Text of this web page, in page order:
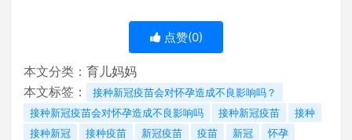
点赞(0)
本文分类： 育儿妈妈
本文标签：
接种新冠疫苗会对怀孕造成不良影响吗？
接种新冠疫苗会对怀孕造成不良影响吗
接种新冠疫苗
接种
接种新冠
接种疫苗 新冠疫苗 疫苗 新冠
怀孕